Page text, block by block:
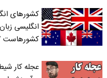
کشورهای
انگلیسی
کشورهاست
عجله کار